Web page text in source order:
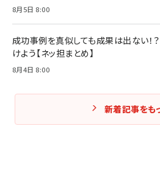
8月5日 8:00
成功事例を真似しても成果は出ない！
けよう【ネッ担まとめ】
8月4日 8:00
新着記事をも